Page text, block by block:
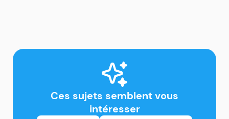
Ces sujets semblent vous
intéresser